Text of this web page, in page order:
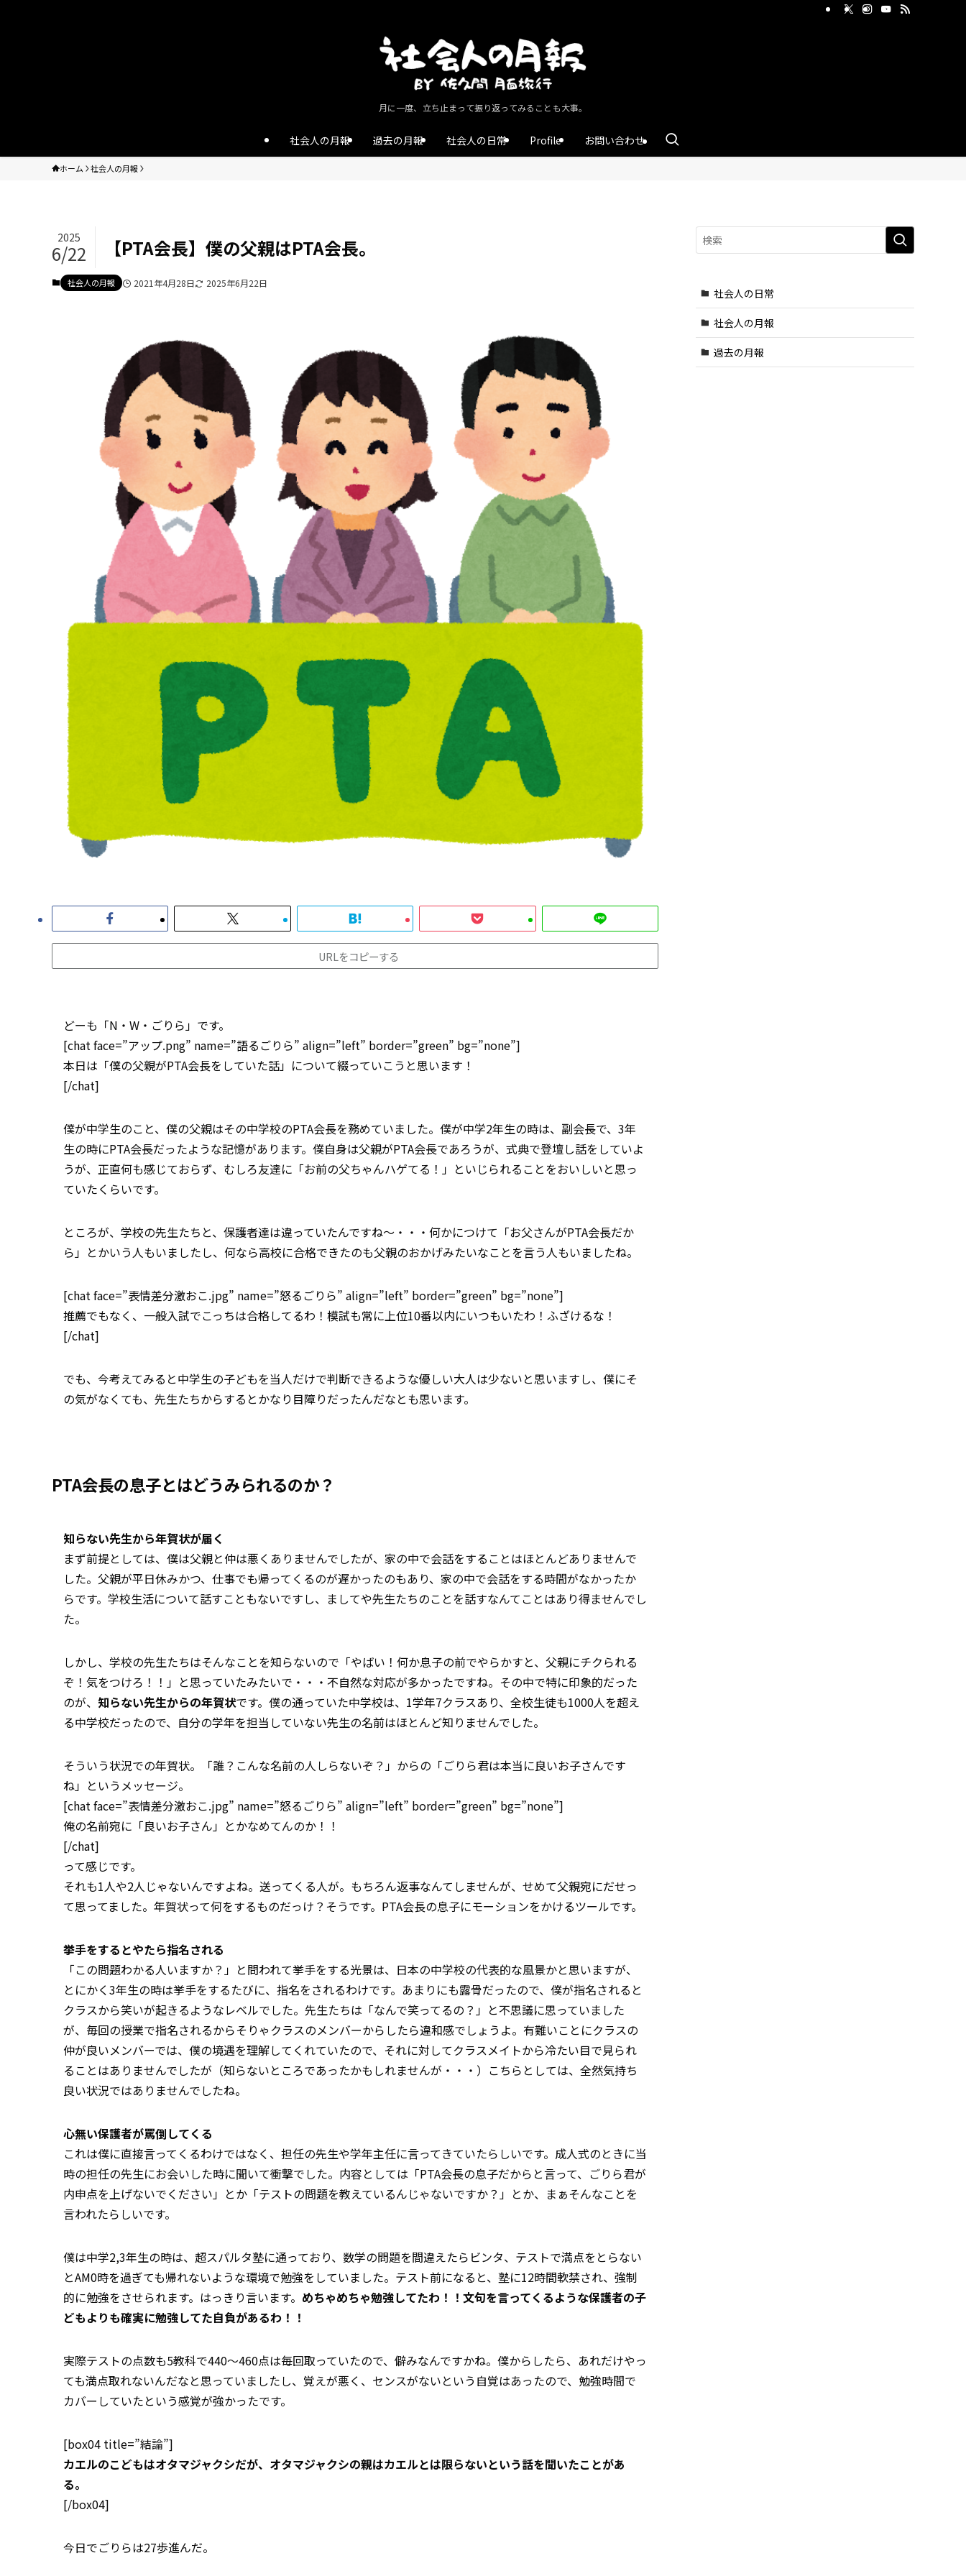
月に一度、立ち止まって振り返ってみることも大事。
社会人の月報 過去の月報 社会人の日常 Profile お問い合わせ
ホーム 社会人の月報
【PTA会長】僕の父親はPTA会長。
2025
6/22
社会人の月報 2021年4月28日 2025年6月22日
URLをコピーする
どーも「N・W・ごりら」です。
[chat face=”アップ.png” name=”語るごりら” align=”left” border=”green” bg=”none”]
本日は「僕の父親がPTA会長をしていた話」について綴っていこうと思います！
[/chat]
僕が中学生のこと、僕の父親はその中学校のPTA会長を務めていました。僕が中学2年生の時は、副会長で、3年
生の時にPTA会長だったような記憶があります。僕自身は父親がPTA会長であろうが、式典で登壇し話をしていよ
うが、正直何も感じておらず、むしろ友達に「お前の父ちゃんハゲてる！」といじられることをおいしいと思っ
ていたくらいです。
ところが、学校の先生たちと、保護者達は違っていたんですね～・・・何かにつけて「お父さんがPTA会長だか
ら」とかいう人もいましたし、何なら高校に合格できたのも父親のおかげみたいなことを言う人もいましたね。
[chat face=”表情差分激おこ.jpg” name=”怒るごりら” align=”left” border=”green” bg=”none”]
推薦でもなく、一般入試でこっちは合格してるわ！模試も常に上位10番以内にいつもいたわ！ふざけるな！
[/chat]
でも、今考えてみると中学生の子どもを当人だけで判断できるような優しい大人は少ないと思いますし、僕にそ
の気がなくても、先生たちからするとかなり目障りだったんだなとも思います。
PTA会長の息子とはどうみられるのか？
知らない先生から年賀状が届く
まず前提としては、僕は父親と仲は悪くありませんでしたが、家の中で会話をすることはほとんどありませんで
した。父親が平日休みかつ、仕事でも帰ってくるのが遅かったのもあり、家の中で会話をする時間がなかったか
らです。学校生活について話すこともないですし、ましてや先生たちのことを話すなんてことはあり得ませんでし
た。
しかし、学校の先生たちはそんなことを知らないので「やばい！何か息子の前でやらかすと、父親にチクられる
ぞ！気をつけろ！！」と思っていたみたいで・・・不自然な対応が多かったですね。その中で特に印象的だった
のが、 知らない先生からの年賀状です。僕の通っていた中学校は、1学年7クラスあり、全校生徒も1000人を超え
る中学校だったので、自分の学年を担当していない先生の名前はほとんど知りませんでした。
そういう状況での年賀状。「誰？こんな名前の人しらないぞ？」からの「ごりら君は本当に良いお子さんです
ね」というメッセージ。
[chat face=”表情差分激おこ.jpg” name=”怒るごりら” align=”left” border=”green” bg=”none”]
俺の名前宛に「良いお子さん」とかなめてんのか！！
[/chat]
って感じです。
それも1人や2人じゃないんですよね。送ってくる人が。もちろん返事なんてしませんが、せめて父親宛にだせっ
て思ってました。年賀状って何をするものだっけ？そうです。PTA会長の息子にモーションをかけるツールです。
挙手をするとやたら指名される
「この問題わかる人いますか？」と問われて挙手をする光景は、日本の中学校の代表的な風景かと思いますが、
とにかく3年生の時は挙手をするたびに、指名をされるわけです。あまりにも露骨だったので、僕が指名されると
クラスから笑いが起きるようなレベルでした。先生たちは「なんで笑ってるの？」と不思議に思っていました
が、毎回の授業で指名されるからそりゃクラスのメンバーからしたら違和感でしょうよ。有難いことにクラスの
仲が良いメンバーでは、僕の境遇を理解してくれていたので、それに対してクラスメイトから冷たい目で見られ
ることはありませんでしたが（知らないところであったかもしれませんが・・・）こちらとしては、全然気持ち
良い状況ではありませんでしたね。
心無い保護者が罵倒してくる
これは僕に直接言ってくるわけではなく、担任の先生や学年主任に言ってきていたらしいです。成人式のときに当
時の担任の先生にお会いした時に聞いて衝撃でした。内容としては「PTA会長の息子だからと言って、ごりら君が
内申点を上げないでください」とか「テストの問題を教えているんじゃないですか？」とか、まぁそんなことを
言われたらしいです。
僕は中学2,3年生の時は、超スパルタ塾に通っており、数学の問題を間違えたらビンタ、テストで満点をとらない
とAM0時を過ぎても帰れないような環境で勉強をしていました。テスト前になると、塾に12時間軟禁され、強制
的に勉強をさせられます。はっきり言います。 めちゃめちゃ勉強してたわ！！文句を言ってくるような保護者の子
どもよりも確実に勉強してた自負があるわ！！
実際テストの点数も5教科で440～460点は毎回取っていたので、僻みなんですかね。僕からしたら、あれだけやっ
ても満点取れないんだなと思っていましたし、覚えが悪く、センスがないという自覚はあったので、勉強時間で
カバーしていたという感覚が強かったです。
[box04 title=”結論”]
カエルのこどもはオタマジャクシだが、オタマジャクシの親はカエルとは限らないという話を聞いたことがあ
る。
[/box04]
今日でごりらは27歩進んだ。
社会人の日常
社会人の月報
過去の月報